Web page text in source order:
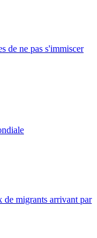
de ne pas s'immiscer
de migrants arrivant par